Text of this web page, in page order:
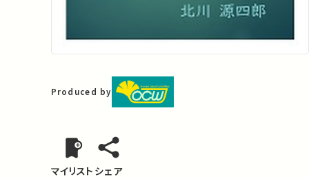
Produced by
マイリスト シェア